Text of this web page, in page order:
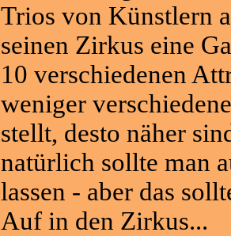
Trios von Künstlern
seinen Zirkus eine
10 verschiedenen
weniger
stellt, desto näher
natürlich sollte man
lassen - aber das
Auf in den Zirkus...